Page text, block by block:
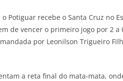
o Potiguar recebe o Santa Cruz no
de vencer o primeiro jogo por 2
por Leonilson Trigueiro
a reta final do mata-mata,